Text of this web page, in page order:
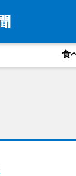
食